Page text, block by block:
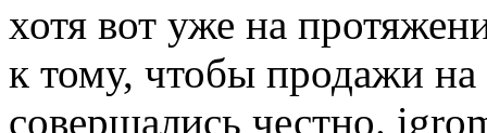
хотя вот уже на
к тому, чтобы продажи
совершались честно.